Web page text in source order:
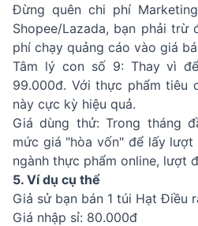
Đừng quên chi phí
Shopee/Lazada, bạn phải trừ
phí chạy quảng cáo vào giá
Tâm lý con số 9: Thay vì
99.000đ. Với thực phẩm tiêu
này cực kỳ hiệu quả.
Giá dùng thử: Trong tháng
mức giá "hòa vốn" để lấy lượt
ngành thực phẩm online, lượt
5. Ví dụ cụ thể
Giả sử bạn bán 1 túi Hạt Điều
Giá nhập sỉ: 80.000đ